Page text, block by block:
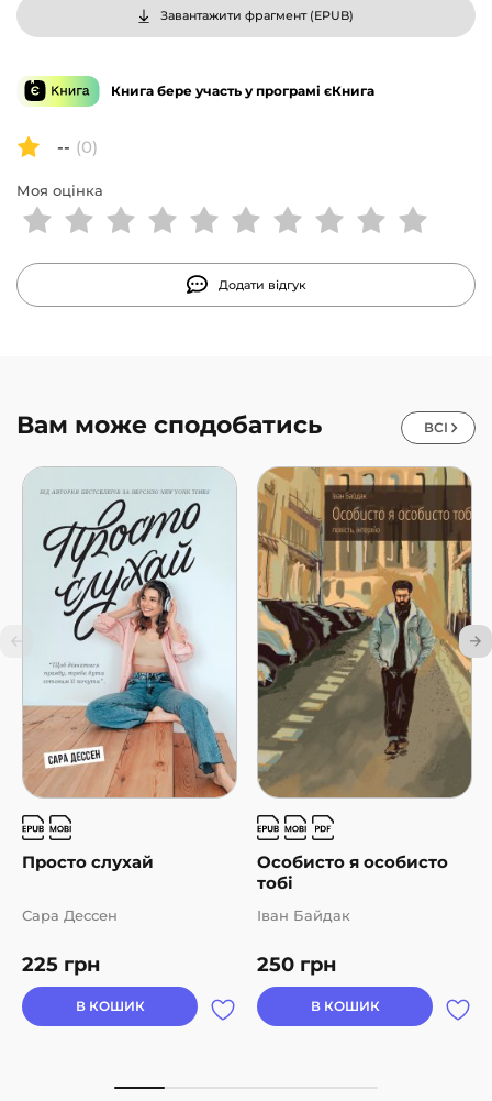
Завантажити фрагмент (EPUB)
Книга бере участь у програмі єКнига
-- (0)
Моя оцінка
Додати відгук
Вам може сподобатись ВСІ
Просто слухай
225 грн
Сара Дессен
В КОШИК
Особисто я особисто
тобі
250 грн
Іван Байдак
В КОШИК